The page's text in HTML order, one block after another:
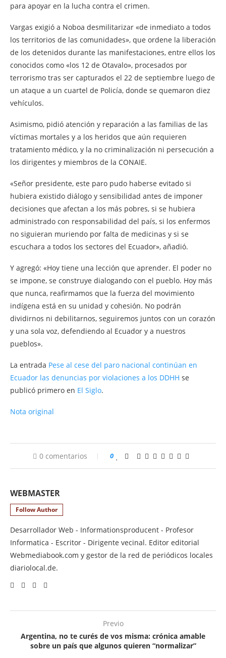
para apoyar en la lucha contra el crimen.
Vargas exigió a Noboa desmilitarizar «de inmediato a todos
los territorios de las comunidades», que ordene la liberación
de los detenidos durante las manifestaciones, entre ellos los
conocidos como «los 12 de Otavalo», procesados por
terrorismo tras ser capturados el 22 de septiembre luego de
un ataque a un cuartel de Policía, donde se quemaron diez
vehículos.
Asimismo, pidió atención y reparación a las familias de las
víctimas mortales y a los heridos que aún requieren
tratamiento médico, y la no criminalización ni persecución a
los dirigentes y miembros de la CONAIE.
«Señor presidente, este paro pudo haberse evitado si
hubiera existido diálogo y sensibilidad antes de imponer
decisiones que afectan a los más pobres, si se hubiera
administrado con responsabilidad del país, si los enfermos
no siguieran muriendo por falta de medicinas y si se
escuchara a todos los sectores del Ecuador», añadió.
Y agregó: «Hoy tiene una lección que aprender. El poder no
se impone, se construye dialogando con el pueblo. Hoy más
que nunca, reafirmamos que la fuerza del movimiento
indígena está en su unidad y cohesión. No podrán
dividirnos ni debilitarnos, seguiremos juntos con un corazón
y una sola voz, defendiendo al Ecuador y a nuestros
pueblos».
La entrada Pese al cese del paro nacional continúan en
Ecuador las denuncias por violaciones a los DDHH se
publicó primero en El Siglo.
Nota original
0 comentarios 0
WEBMASTER
Follow Author
Desarrollador Web - Informationsproducent - Profesor
Informatica - Escritor - Dirigente vecinal. Editor editorial
Webmediabook.com y gestor de la red de periódicos locales
diariolocal.de.
Previo
Argentina, no te curés de vos misma: crónica amable
sobre un país que algunos quieren “normalizar”